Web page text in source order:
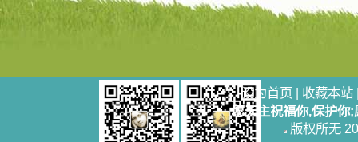
有力的言行激励我向前。 我一面
读，一面想过着他们这样圣善的生
想到我有一天还要见到他们，亲耳聆
听他们的教诲，伴随在他们的身边，
和他们一起赞颂吾主，想到那使我欣
喜欢乐的甜蜜的相会，这世界对于我
一点吸引力都没有了。 从这些书
设为首页 | 收藏本站
愿天主祝福你,保护你
版权所无